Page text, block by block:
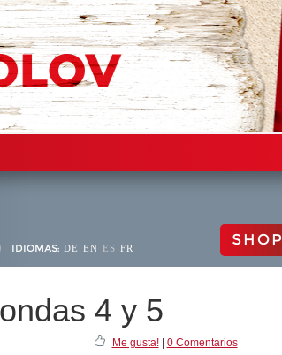
IDIOMAS: DE EN ES FR SHOP
4 y 5
Me gusta!| 0 Comentarios